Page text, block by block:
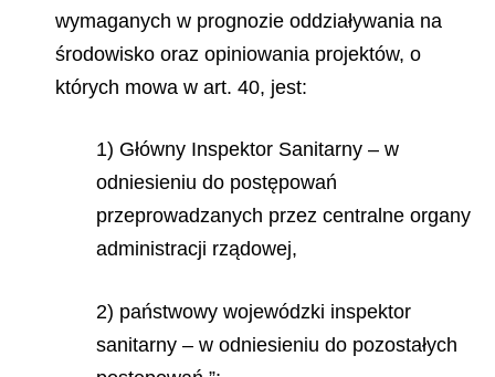
wymaganych w prognozie oddziaływania na
środowisko oraz opiniowania projektów, o
których mowa w art. 40, jest:
1) Główny Inspektor Sanitarny – w
odniesieniu do postępowań
przeprowadzanych przez centralne organy
administracji rządowej,
2) państwowy wojewódzki inspektor
sanitarny – w odniesieniu do pozostałych